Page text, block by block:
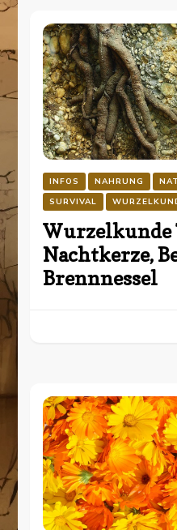
INFOS NAHRUNG
SURVIVAL
Wurzelkunde
Nachtkerze,
Brennnessel